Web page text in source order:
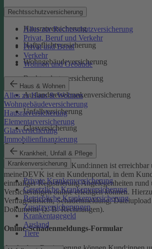
Rechtsschutzversicherung
Alles zur Rechtsschutzversicherung
Privat, Beruf und Verkehr
Privat und Beruf
Verkehr
Wohnen und Gebäude
Haus & Wohnen
Alles zu Haus & Wohnen
Wohngebäudeversicherung
Hausratversicherung
Elementarversicherung
Glasversicherung
Immobilienfinanzierung
Krankheit, Unfall & Pflege
Krankenversicherung
Private Krankenversicherung
Gesetzliche Krankenversicherung
Betriebliche Krankenversicherung
Zusatzversicherungen
Krankentagegeld
Ausland
Tiere
Kfz-Versicherungen
Hausratversicherung
Haftpflichtversicherung
Wohngebäudeversicherung
Rechtsschutzversicherung
Auslandsreisekrankenversicherung
Unfallversicherung
Glasversicherung
Serviceportal
Das Serviceportal für Kund:innen ist erreichbar
meineDEVK ist ein Kundenportal, in dem
einmaliger Registrierung Angelegenheiten rund
Versicherungen online erledigen können.
Vertragseinsicht, Schadenmeldung,
Dokumente (z. B. Rechnungen).
Online-Schadenmeldungs-Formular